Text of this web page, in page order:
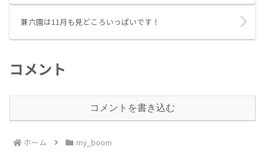
兼六園は11月も見どころいっぱいです！
コメント
コメントを書き込む
ホーム my_boom